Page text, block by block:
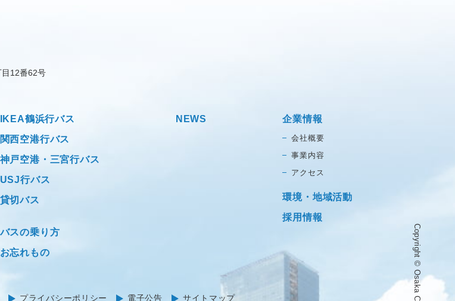
12番62号
IKEA鶴浜行バス
関西空港行バス
神戸空港・三宮行バス
USJ行バス
貸切バス
バスの乗り方
お忘れもの
NEWS 企業情報
会社概要
事業内容
アクセス
環境・地域活動
採用情報
プライバシーポリシー 電子公告 サイトマップ